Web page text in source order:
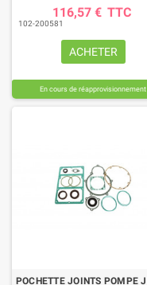
116,57 € TTC
102-200581
ACHETER
En cours de réapprovisionnement